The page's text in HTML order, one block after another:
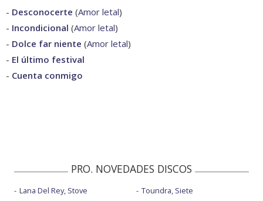
- Desconocerte (Amor letal)
- Incondicional (Amor letal)
- Dolce far niente (Amor letal)
- El último festival
- Cuenta conmigo
PRO. NOVEDADES DISCOS
Lana Del Rey, Stove
Toundra, Siete